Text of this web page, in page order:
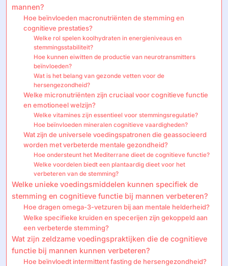
mannen?
Hoe beïnvloeden macronutriënten de stemming en
cognitieve prestaties?
Welke rol spelen koolhydraten in energieniveaus en
stemmingsstabiliteit?
Hoe kunnen eiwitten de productie van neurotransmitters
beïnvloeden?
Wat is het belang van gezonde vetten voor de
hersengezondheid?
Welke micronutriënten zijn cruciaal voor cognitieve functie
en emotioneel welzijn?
Welke vitamines zijn essentieel voor stemmingsregulatie?
Hoe beïnvloeden mineralen cognitieve vaardigheden?
Wat zijn de universele voedingspatronen die geassocieerd
worden met verbeterde mentale gezondheid?
Hoe ondersteunt het Mediterrane dieet de cognitieve functie?
Welke voordelen biedt een plantaardig dieet voor het
verbeteren van de stemming?
Welke unieke voedingsmiddelen kunnen specifiek de
stemming en cognitieve functie bij mannen verbeteren?
Hoe dragen omega-3-vetzuren bij aan mentale helderheid?
Welke specifieke kruiden en specerijen zijn gekoppeld aan
een verbeterde stemming?
Wat zijn zeldzame voedingspraktijken die de cognitieve
functie bij mannen kunnen verbeteren?
Hoe beïnvloedt intermittent fasting de hersengezondheid?